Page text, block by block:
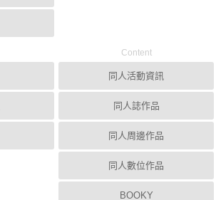
Content
同人活動資訊
同人誌作品
同人周邊作品
同人數位作品
BOOKY